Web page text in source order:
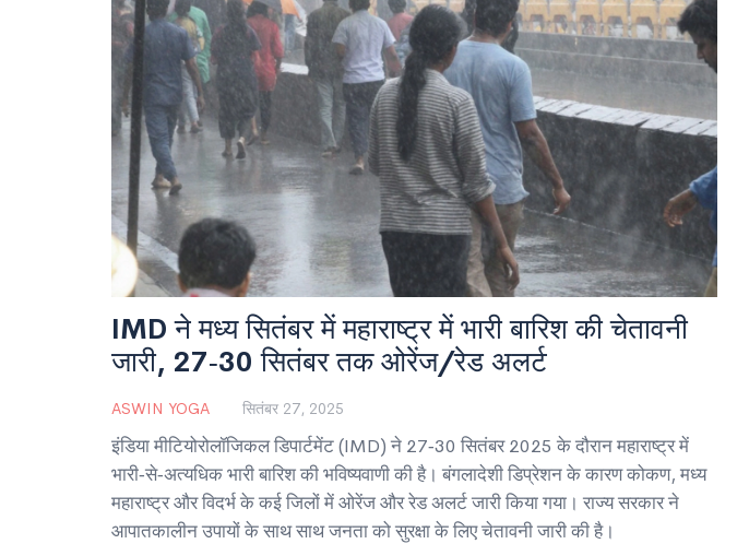
IMD ने मध्य सितंबर में महाराष्ट्र में भारी बारिश की चेतावनी
जारी, 27‑30 सितंबर तक ओरेंज/रेड अलर्ट
ASWIN YOGA सितंबर 27, 2025
इंडिया मीटियोरोलॉजिकल डिपार्टमेंट (IMD) ने 27‑30 सितंबर 2025 के दौरान महाराष्ट्र में
भारी‑से‑अत्यधिक भारी बारिश की भविष्यवाणी की है। बंगलादेशी डिप्रेशन के कारण कोकण, मध्य
महाराष्ट्र और विदर्भ के कई जिलों में ओरेंज और रेड अलर्ट जारी किया गया। राज्य सरकार ने
आपातकालीन उपायों के साथ साथ जनता को सुरक्षा के लिए चेतावनी जारी की है।